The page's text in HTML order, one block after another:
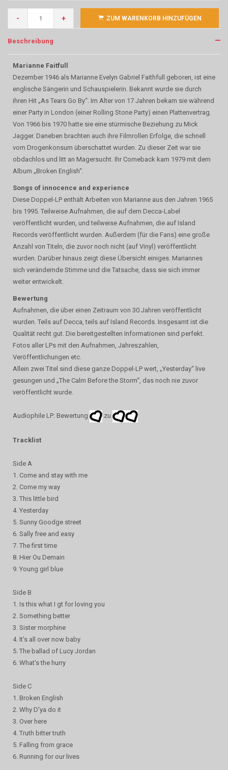
- + ZUM WARENKORB HINZUFÜGEN
Beschreibung
Marianne Faitfull
Dezember 1946 als Marianne Evelyn Gabriel Faithfull geboren, ist eine
englische Sängerin und Schauspielerin. Bekannt wurde sie durch
ihren Hit „As Tears Go By“. Im Alter von 17 Jahren bekam sie während
einer Party in London (einer Rolling Stone Party) einen Plattenvertrag.
Von 1966 bis 1970 hatte sie eine stürmische Beziehung zu Mick
Jagger. Daneben brachten auch ihre Filmrollen Erfolge, die schnell
vom Drogenkonsum überschattet wurden. Zu dieser Zeit war sie
obdachlos und litt an Magersucht. Ihr Comeback kam 1979 mit dem
Album „Broken English“.
Songs of innocence and experience
Diese Doppel-LP enthält Arbeiten von Marianne aus den Jahren 1965
bis 1995. Teilweise Aufnahmen, die auf dem Decca-Label
veröffentlicht wurden, und teilweise Aufnahmen, die auf Island
Records veröffentlicht wurden. Außerdem (für die Fans) eine große
Anzahl von Titeln, die zuvor noch nicht (auf Vinyl) veröffentlicht
wurden. Darüber hinaus zeigt diese Übersicht einiges. Mariannes
sich verändernde Stimme und die Tatsache, dass sie sich immer
weiter entwickelt.
Bewertung
Aufnahmen, die über einen Zeitraum von 30 Jahren veröffentlicht
wurden. Teils auf Decca, teils auf Island Records. Insgesamt ist die
Qualität recht gut. Die bereitgestellten Informationen sind perfekt.
Fotos aller LPs mit den Aufnahmen, Jahreszahlen,
Veröffentlichungen etc.
Allein zwei Titel sind diese ganze Doppel-LP wert, „Yesterday“ live
gesungen und „The Calm Before the Storm“, das noch nie zuvor
veröffentlicht wurde.
Audiophile LP: Bewertung zu
Tracklist
Side A
1. Come and stay with me
2. Come my way
3. This little bird
4. Yesterday
5. Sunny Goodge street
6. Sally free and easy
7. The first time
8. Hier Ou Demain
9. Young girl blue
Side B
1. Is this what I gt for loving you
2. Something better
3. Sister morphine
4. It's all over now baby
5. The ballad of Lucy Jordan
6. What's the hurry
Side C
1. Broken English
2. Why D'ya do it
3. Over here
4. Truth bitter truth
5. Falling from grace
6. Running for our lives